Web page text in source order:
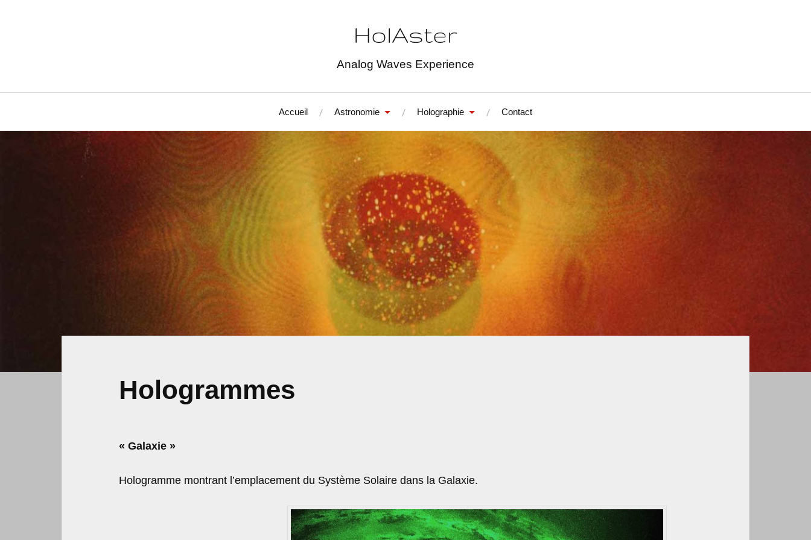
HolAster
Analog Waves Experience
Accueil Astronomie Holographie Contact
Hologrammes
« Galaxie »
Hologramme montrant l’emplacement du Système Solaire dans la Galaxie.